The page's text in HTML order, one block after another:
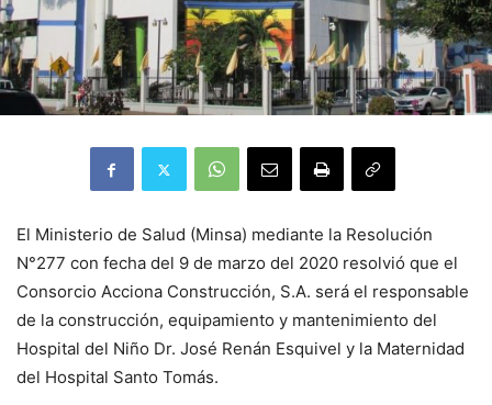
El Ministerio de Salud (Minsa) mediante la Resolución
N°277 con fecha del 9 de marzo del 2020 resolvió que el
Consorcio Acciona Construcción, S.A. será el responsable
de la construcción, equipamiento y mantenimiento del
Hospital del Niño Dr. José Renán Esquivel y la Maternidad
del Hospital Santo Tomás.